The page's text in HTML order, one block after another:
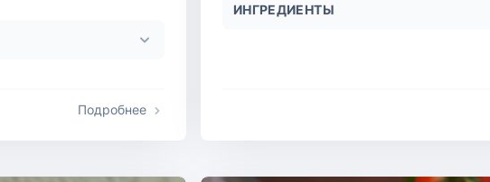
Подробнее
ИНГРЕДИЕНТЫ